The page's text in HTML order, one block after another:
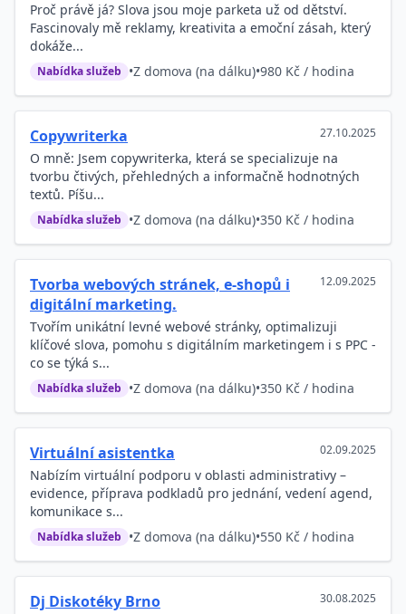
Proč právě já? Slova jsou moje parketa už od dětství.
Fascinovaly mě reklamy, kreativita a emoční zásah, který
dokáže...
Nabídka služeb •Z domova (na dálku)•980 Kč / hodina
Copywriterka 27.10.2025
O mně: Jsem copywriterka, která se specializuje na
tvorbu čtivých, přehledných a informačně hodnotných
textů. Píšu...
Nabídka služeb •Z domova (na dálku)•350 Kč / hodina
Tvorba webových stránek, e-shopů i
digitální marketing.
12.09.2025
Tvořím unikátní levné webové stránky, optimalizuji
klíčové slova, pomohu s digitálním marketingem i s PPC -
co se týká s...
Nabídka služeb •Z domova (na dálku)•350 Kč / hodina
Virtuální asistentka 02.09.2025
Nabízím virtuální podporu v oblasti administrativy –
evidence, příprava podkladů pro jednání, vedení agend,
komunikace s...
Nabídka služeb •Z domova (na dálku)•550 Kč / hodina
Dj Diskotéky Brno 30.08.2025